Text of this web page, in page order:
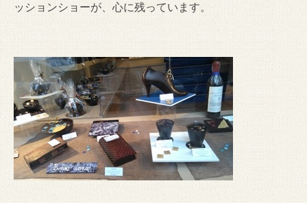
ッションショーが、心に残っています。